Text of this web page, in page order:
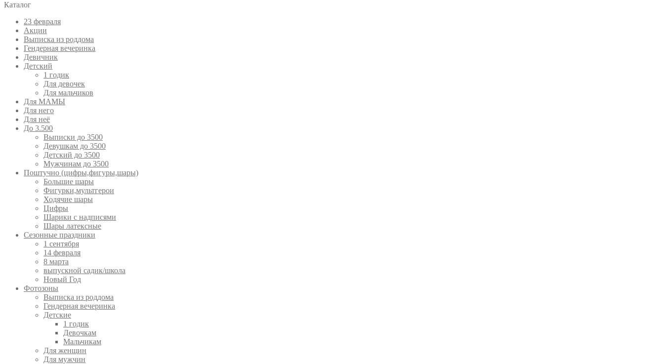
Каталог
23 февраля
Акции
Выписка из роддома
Гендерная вечеринка
Девичник
Детский
1 годик
Для девочек
Для мальчиков
Для МАМЫ
Для него
Для неё
До 3.500
Выписки до 3500
Девушкам до 3500
Детский до 3500
Мужчинам до 3500
Поштучно (цифры,фигуры,шары)
Большие шары
Фигурки,мультгерои
Ходячие шары
Цифры
Шарики с надписями
Шары латексные
Сезонные праздники
1 сентября
14 февраля
8 марта
выпускной садик/школа
Новый Год
Фотозоны
Выписка из роддома
Гендерная вечеринка
Детские
1 годик
Девочкам
Мальчикам
Для женщин
Для мужчин